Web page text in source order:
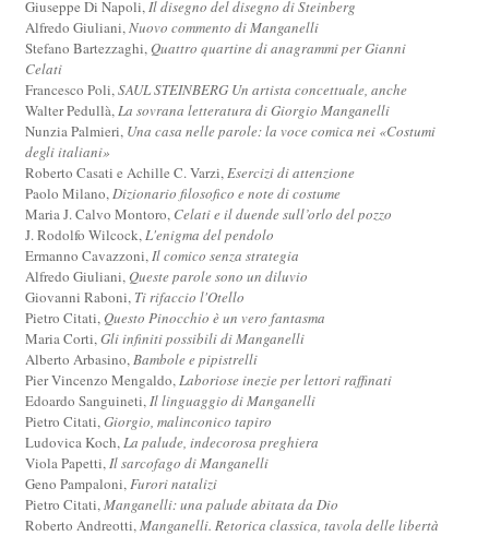
Giuseppe Di Napoli,Il disegno del disegno di Steinberg
Alfredo Giuliani,Nuovo commento di Manganelli
Stefano Bartezzaghi,Quattro quartine di anagrammi per Gianni
Celati
Francesco Poli,SAUL STEINBERG Un artista concettuale, anche
Walter Pedullà,La sovrana letteratura di Giorgio Manganelli
Nunzia Palmieri, Una casa nelle parole: la voce comica nei «Costumi
degli italiani»
Roberto Casati e Achille C. Varzi,Esercizi di attenzione
Paolo Milano,Dizionario filosofico e note di costume
Maria J. Calvo Montoro, Celati e il duende sull’orlo del pozzo
J. Rodolfo Wilcock,L'enigma del pendolo
Ermanno Cavazzoni,Il comico senza strategia
Alfredo Giuliani,Queste parole sono un diluvio
Giovanni Raboni, Ti rifaccio l'Otello
Pietro Citati,Questo Pinocchio è un vero fantasma
Maria Corti,Gli infiniti possibili di Manganelli
Alberto Arbasino,Bambole e pipistrelli
Pier Vincenzo Mengaldo,Laboriose inezie per lettori raffinati
Edoardo Sanguineti,Il linguaggio di Manganelli
Pietro Citati,Giorgio, malinconico tapiro
Ludovica Koch,La palude, indecorosa preghiera
Viola Papetti,Il sarcofago di Manganelli
Geno Pampaloni,Furori natalizi
Pietro Citati,Manganelli: una palude abitata da Dio
Roberto Andreotti,Manganelli. Retorica classica, tavola delle libertà